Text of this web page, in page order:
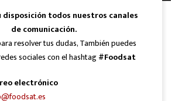
disposición todos nuestros canales
de comunicación.
resolver tus dudas, También puedes
sociales con el hashtag#Foodsat
electrónico